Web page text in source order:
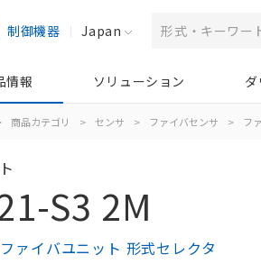
制御機器 Japan
情報 ソリューション
商品カテゴリ > センサ > ファイバセンサ > フ
S3 2M
ァイバユニット 形式セレクタ